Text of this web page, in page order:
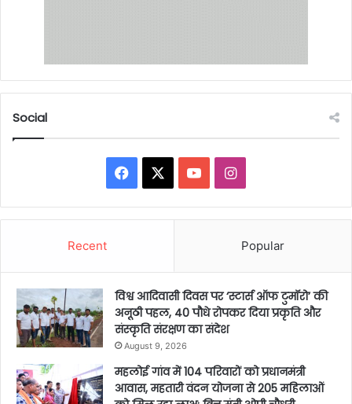
Social
Facebook YouTubeInstagram
Recent Popular
विश्व आदिवासी दिवस पर ‘स्टार्स ऑफ टुमॉरो’ की
अनूठी पहल, 40 पौधे रोपकर दिया प्रकृति और
संस्कृति संरक्षण का संदेश
August 9, 2026
महलोई गांव में 104 परिवारों को प्रधानमंत्री
आवास, महतारी वंदन योजना से 205 महिलाओं